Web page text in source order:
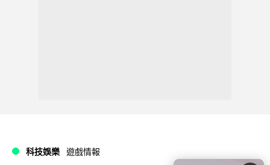
科技娛樂 遊戲情報